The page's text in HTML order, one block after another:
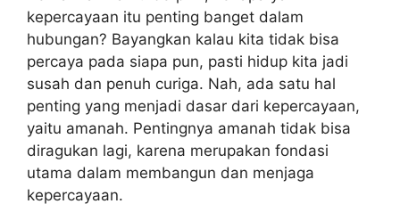
kepercayaan itu penting banget dalam
hubungan? Bayangkan kalau kita tidak bisa
percaya pada siapa pun, pasti hidup kita jadi
susah dan penuh curiga. Nah, ada satu hal
penting yang menjadi dasar dari kepercayaan,
yaitu amanah. Pentingnya amanah tidak bisa
diragukan lagi, karena merupakan fondasi
utama dalam membangun dan menjaga
kepercayaan.